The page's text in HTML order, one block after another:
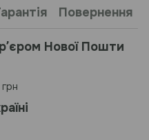
Повернення
Нової Пошти